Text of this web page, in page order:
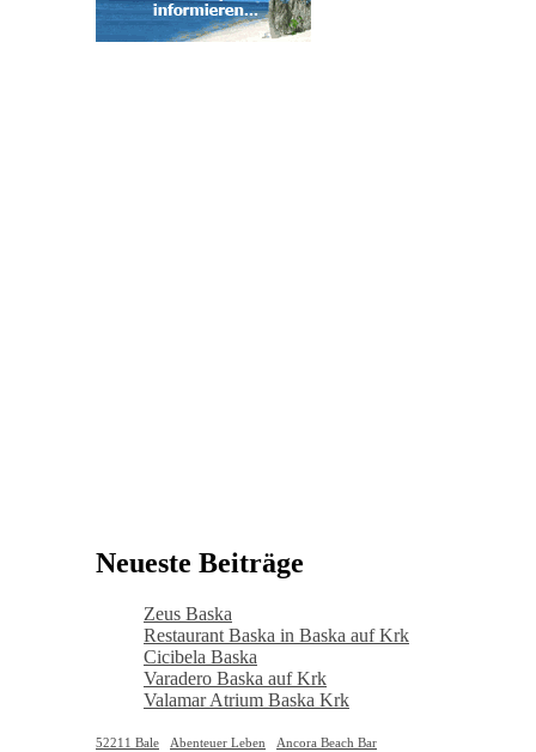
Neueste Beiträge
Zeus Baska
Restaurant Baska in Baska auf Krk
Cicibela Baska
Varadero Baska auf Krk
Valamar Atrium Baska Krk
52211 Bale Abenteuer Leben Ancora Beach Bar